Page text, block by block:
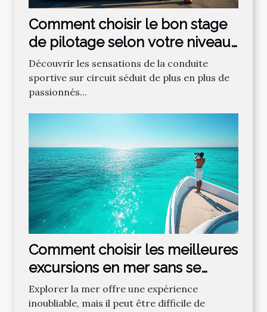
Comment choisir le bon stage
de pilotage selon votre niveau
?
Découvrir les sensations de la conduite
sportive sur circuit séduit de plus en plus de
passionnés...
Comment choisir les meilleures
excursions en mer sans se
tromper ?
Explorer la mer offre une expérience
inoubliable, mais il peut être difficile de